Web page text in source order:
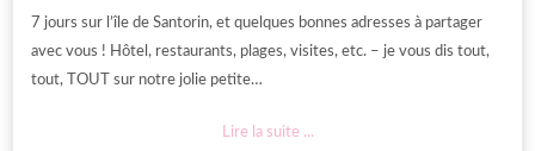
7 jours sur l’île de Santorin, et quelques bonnes adresses à partager
avec vous ! Hôtel, restaurants, plages, visites, etc. – je vous dis tout,
tout, TOUT sur notre jolie petite…
Lire la suite ...